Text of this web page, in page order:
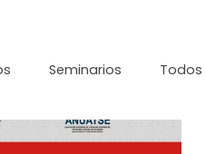
Seminarios Todos